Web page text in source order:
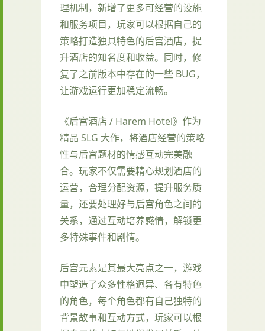
理机制，新增了更多可经营的设施
和服务项目，玩家可以根据自己的
策略打造独具特色的后宫酒店，提
升酒店的知名度和收益。同时，修
复了之前版本中存在的一些 BUG，
让游戏运行更加稳定流畅。
《后宫酒店 / Harem Hotel》作为
精品 SLG 大作，将酒店经营的策略
性与后宫题材的情感互动完美融
合。玩家不仅需要精心规划酒店的
运营，合理分配资源，提升服务质
量，还要处理好与后宫角色之间的
关系，通过互动培养感情，解锁更
多特殊事件和剧情。
后宫元素是其最大亮点之一，游戏
中塑造了众多性格迥异、各有特色
的角色，每个角色都有自己独特的
背景故事和互动方式，玩家可以根